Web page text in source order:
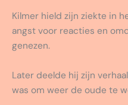
Kilmer hield zijn ziekte in
angst voor reacties en
genezen.
Later deelde hij zijn
was om weer de oude te